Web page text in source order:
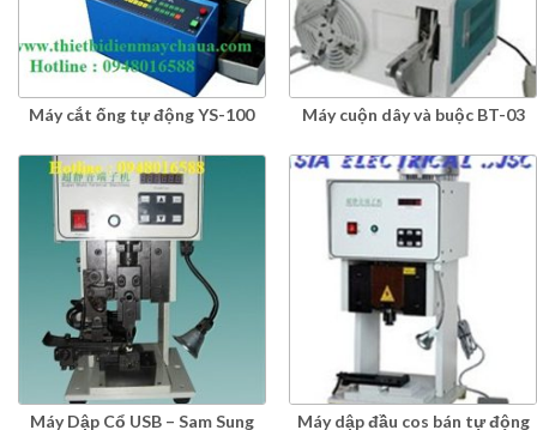
Máy cắt ống tự động YS-100 Máy cuộn dây và buộc BT-03
Máy Dập Cổ USB – Sam Sung Máy dập đầu cos bán tự động